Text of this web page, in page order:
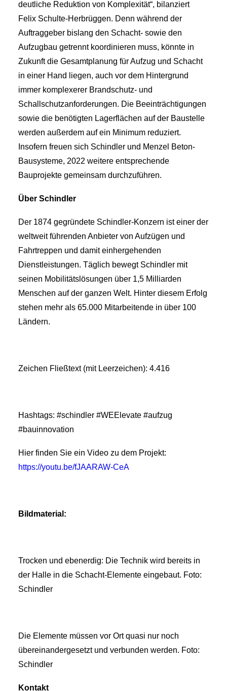
deutliche Reduktion von Komplexität“, bilanziert
Felix Schulte-Herbrüggen. Denn während der
Auftraggeber bislang den Schacht- sowie den
Aufzugbau getrennt koordinieren muss, könnte in
Zukunft die Gesamtplanung für Aufzug und Schacht
in einer Hand liegen, auch vor dem Hintergrund
immer komplexerer Brandschutz- und
Schallschutzanforderungen. Die Beeinträchtigungen
sowie die benötigten Lagerflächen auf der Baustelle
werden außerdem auf ein Minimum reduziert.
Insofern freuen sich Schindler und Menzel Beton-
Bausysteme, 2022 weitere entsprechende
Bauprojekte gemeinsam durchzuführen.
Über Schindler
Der 1874 gegründete Schindler-Konzern ist einer der
weltweit führenden Anbieter von Aufzügen und
Fahrtreppen und damit einhergehenden
Dienstleistungen. Täglich bewegt Schindler mit
seinen Mobilitätslösungen über 1,5 Milliarden
Menschen auf der ganzen Welt. Hinter diesem Erfolg
stehen mehr als 65.000 Mitarbeitende in über 100
Ländern.
Zeichen Fließtext (mit Leerzeichen): 4.416
Hashtags: #schindler #WEElevate #aufzug
#bauinnovation
Hier finden Sie ein Video zu dem Projekt:
https://youtu.be/fJAARAW-CeA
Bildmaterial:
Trocken und ebenerdig: Die Technik wird bereits in
der Halle in die Schacht-Elemente eingebaut. Foto:
Schindler
Die Elemente müssen vor Ort quasi nur noch
übereinandergesetzt und verbunden werden. Foto:
Schindler
Kontakt